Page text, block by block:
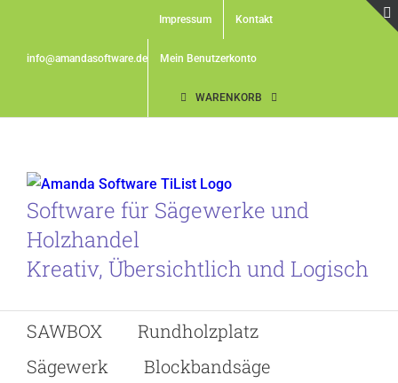
contentinfo@amandasoftware.de
Impressum Kontakt
Mein Benutzerkonto
WARENKORB
Software für Sägewerke und
Holzhandel
Kreativ, Übersichtlich und Logisch
SAWBOX
Rundholzplatz
Sägewerk
Blockbandsäge